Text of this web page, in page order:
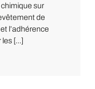
sur
de
l’adhérence
[...]